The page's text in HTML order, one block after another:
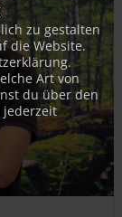
zu gestalten
die Website.
Art von
du über den
jederzeit